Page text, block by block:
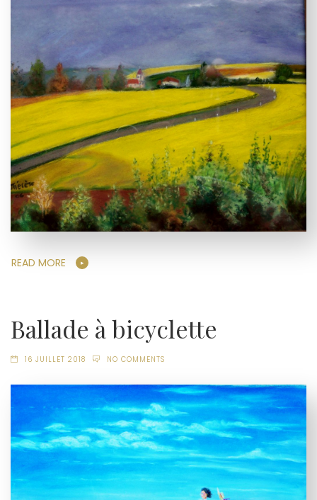
READ MORE
Ballade à bicyclette
16 JUILLET 2018 NO COMMENTS